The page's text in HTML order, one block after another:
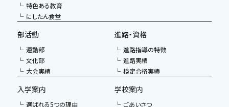
特色ある教育
にしたん食堂
部活動
運動部
文化部
大会実績
進路・資格
進路指導の特徴
進路実績
検定合格実績
入学案内
選ばれる5つの理由
学校案内
ごあいさつ